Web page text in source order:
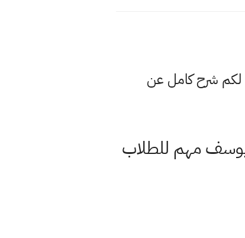
شرح كامل عن